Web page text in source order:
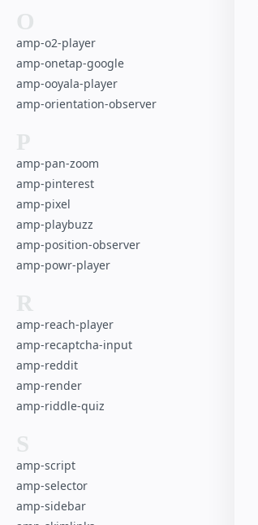
O
amp-o2-player
amp-onetap-google
amp-ooyala-player
amp-orientation-observer
P
amp-pan-zoom
amp-pinterest
amp-pixel
amp-playbuzz
amp-position-observer
amp-powr-player
R
amp-reach-player
amp-recaptcha-input
amp-reddit
amp-render
amp-riddle-quiz
S
amp-script
amp-selector
amp-sidebar